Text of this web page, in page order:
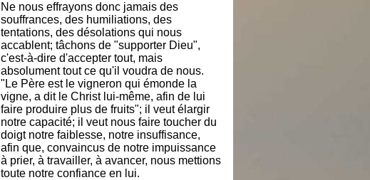
Ne nous effrayons donc jamais des
souffrances, des humiliations, des
tentations, des désolations qui nous
accablent; tâchons de "supporter Dieu",
c'est-à-dire d'accepter tout, mais
absolument tout ce qu'il voudra de nous.
"Le Père est le vigneron qui émonde la
vigne, a dit le Christ lui-même, afin de lui
faire produire plus de fruits"; il veut élargir
notre capacité; il veut nous faire toucher du
doigt notre faiblesse, notre insuffisance,
afin que, convaincus de notre impuissance
à prier, à travailler, à avancer, nous mettions
toute notre confiance en lui.